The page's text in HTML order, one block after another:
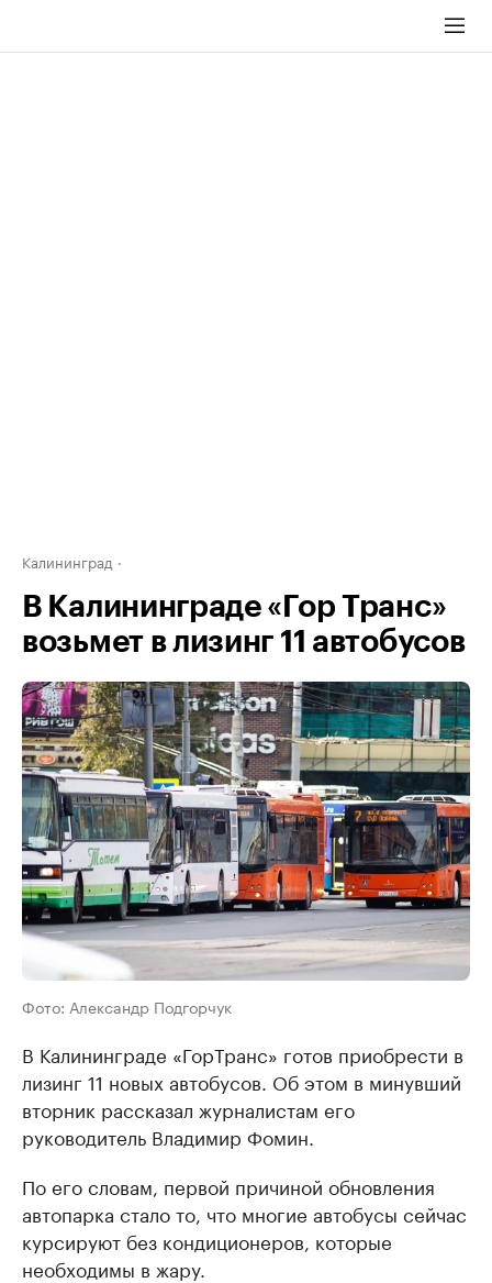
Калининград
В Калининграде «Гор Транс»
возьмет в лизинг 11 автобусов
Фото: Александр Подгорчук
В Калининграде «ГорТранс» готов приобрести в
лизинг 11 новых автобусов. Об этом в минувший
вторник рассказал журналистам его
руководитель Владимир Фомин.
По его словам, первой причиной обновления
автопарка стало то, что многие автобусы сейчас
курсируют без кондиционеров, которые
необходимы в жару.